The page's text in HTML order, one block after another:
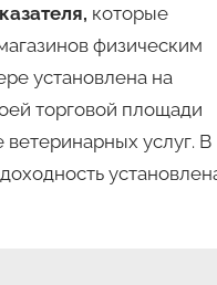
которые
физическим
установлена на
торговой площади
услуг. В